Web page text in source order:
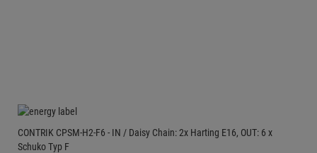
CONTRIK CPSM-H2-F6 - IN / Daisy Chain: 2x Harting E16, OUT: 6 x
Schuko Typ F